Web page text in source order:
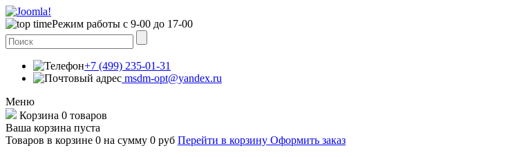
Режим работы с 9-00 до 17-00
+7 (499) 235-01-31
msdm-opt@yandex.ru
Меню
Корзина 0 товаров
Ваша корзина пуста
Товаров в корзине 0 на сумму 0 руб Перейти в корзину Оформить заказ